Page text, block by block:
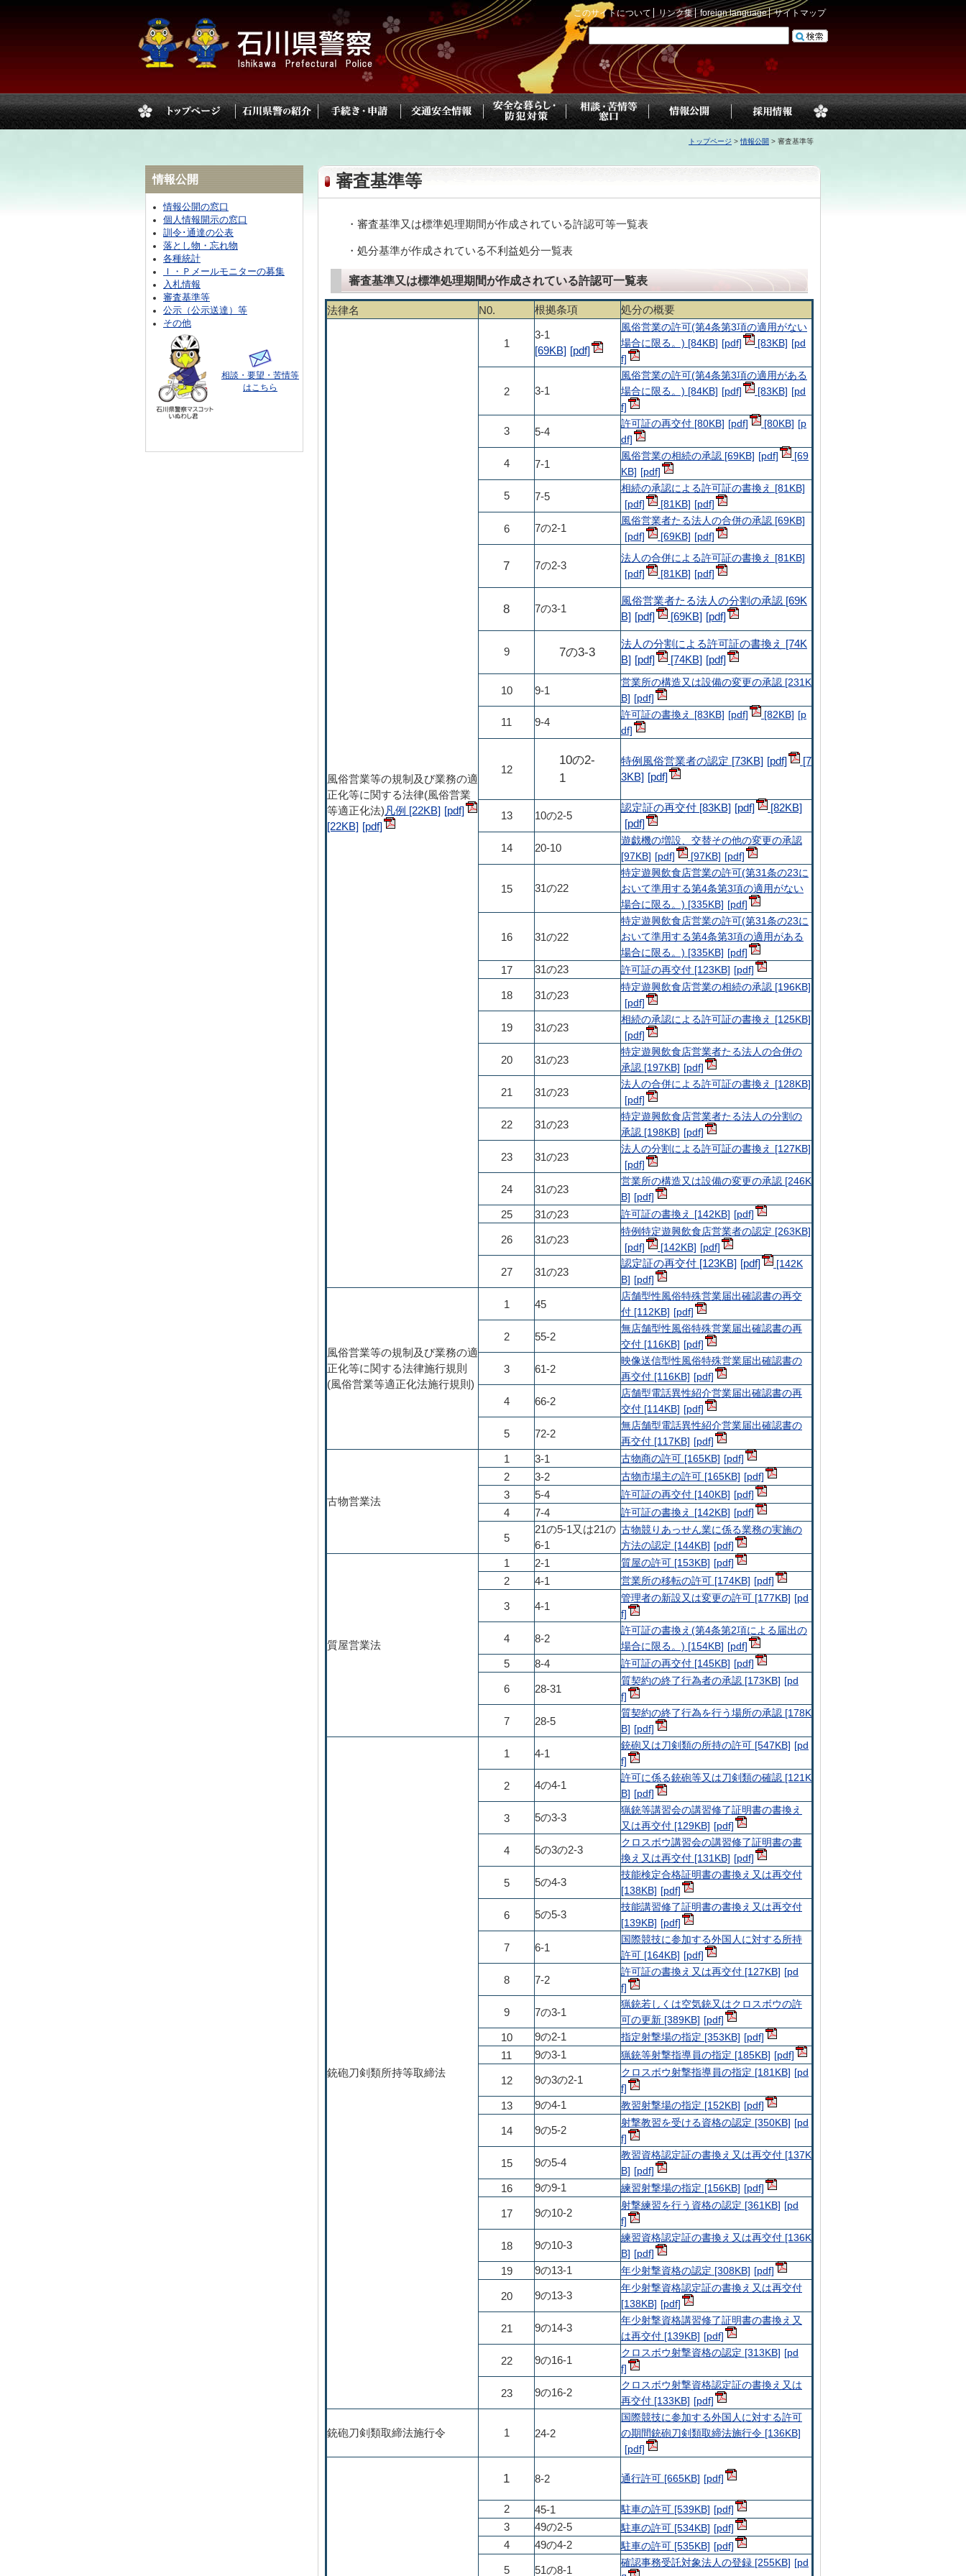
このサイトについて リンク集 foreign language サイトマップ
トップページ > 情報公開 > 審査基準等
審査基準等
・審査基準又は標準処理期間が作成されている許認可等一覧表
・処分基準が作成されている不利益処分一覧表
審査基準又は標準処理期間が作成されている許認可一覧表
法律名 N0. 根拠条項 処分の概要
風俗営業等の規制及び業務の適
正化等に関する法律(風俗営業
等適正化法)凡例 [22KB]
[22KB]
1
3-1
[69KB]
風俗営業の許可(第4条第3項の適用がない
場合に限る。) [84KB]
[83KB]
2 3-1
風俗営業の許可(第4条第3項の適用がある
場合に限る。) [84KB]
[83KB]
3 5-4
許可証の再交付 [80KB] [80KB]
4 7-1
風俗営業の相続の承認 [69KB]
[69
KB]
5 7-5
相続の承認による許可証の書換え [81KB]
[81KB]
6 7の2-1
風俗営業者たる法人の合併の承認 [69KB]
[69KB]
7 7の2-3
法人の合併による許可証の書換え [81KB]
[81KB]
8 7の3-1
風俗営業者たる法人の分割の承認 [69K
B]
[69KB]
9 7の3-3
法人の分割による許可証の書換え [74K
B]
[74KB]
10 9-1
営業所の構造又は設備の変更の承認 [231K
B]
11 9-4
許可証の書換え [83KB] [82KB]
12
10の2-
1
特例風俗営業者の認定 [73KB]
[7
3KB]
13 10の2-5
認定証の再交付 [83KB] [82KB]
14 20-10
遊戯機の増設、交替その他の変更の承認
[97KB]
[97KB]
15 31の22
特定遊興飲食店営業の許可(第31条の23に
おいて準用する第4条第3項の適用がない
場合に限る。) [335KB]
16 31の22
特定遊興飲食店営業の許可(第31条の23に
おいて準用する第4条第3項の適用がある
場合に限る。) [335KB]
17
31の23 許可証の再交付 [123KB]
18 31の23
特定遊興飲食店営業の相続の承認 [196KB]
19 31の23
相続の承認による許可証の書換え [125KB]
20 31の23
特定遊興飲食店営業者たる法人の合併の
承認 [197KB]
21 31の23
法人の合併による許可証の書換え [128KB]
22 31の23
特定遊興飲食店営業者たる法人の分割の
承認 [198KB]
23 31の23
法人の分割による許可証の書換え [127KB]
24 31の23
営業所の構造又は設備の変更の承認 [246K
B]
25
31の23 許可証の書換え [142KB]
26 31の23
特例特定遊興飲食店営業者の認定 [263KB]
[142KB]
27 31の23
認定証の再交付 [123KB]
[142K
B]
風俗営業等の規制及び業務の適
正化等に関する法律施行規則
(風俗営業等適正化法施行規則)
1 45
店舗型性風俗特殊営業届出確認書の再交
付 [112KB]
2 55-2
無店舗型性風俗特殊営業届出確認書の再
交付 [116KB]
3 61-2
映像送信型性風俗特殊営業届出確認書の
再交付 [116KB]
4 66-2
店舗型電話異性紹介営業届出確認書の再
交付 [114KB]
5 72-2
無店舗型電話異性紹介営業届出確認書の
再交付 [117KB]
古物営業法
1 3-1
古物商の許可 [165KB]
2
3-2
古物市場主の許可 [165KB]
3
5-4
許可証の再交付 [140KB]
4
7-4 許可証の書換え [142KB]
5
21の5-1又は21の
6-1
古物競りあっせん業に係る業務の実施の
方法の認定 [144KB]
質屋営業法
1 2-1
質屋の許可 [153KB]
2
4-1 営業所の移転の許可 [174KB]
3 4-1
管理者の新設又は変更の許可 [177KB]
4 8-2
許可証の書換え(第4条第2項による届出の
場合に限る。) [154KB]
5
8-4 許可証の再交付 [145KB]
6 28-31
質契約の終了行為者の承認 [173KB]
7 28-5
質契約の終了行為を行う場所の承認 [178K
B]
銃砲刀剣類所持等取締法
1 4-1
銃砲又は刀剣類の所持の許可 [547KB]
2 4の4-1
許可に係る銃砲等又は刀剣類の確認 [121K
B]
3 5の3-3
猟銃等講習会の講習修了証明書の書換え
又は再交付 [129KB]
4 5の3の2-3
クロスボウ講習会の講習修了証明書の書
換え又は再交付 [131KB]
5 5の4-3
技能検定合格証明書の書換え又は再交付
[138KB]
6 5の5-3
技能講習修了証明書の書換え又は再交付
[139KB]
7 6-1
国際競技に参加する外国人に対する所持
許可 [164KB]
8 7-2
許可証の書換え又は再交付 [127KB]
9 7の3-1
猟銃若しくは空気銃又はクロスボウの許
可の更新 [389KB]
10
9の2-1
指定射撃場の指定 [353KB]
11
9の3-1 猟銃等射撃指導員の指定 [185KB]
12 9の3の2-1
クロスボウ射撃指導員の指定 [181KB]
13 9の4-1 教習射撃場の指定 [152KB]
14 9の5-2
射撃教習を受ける資格の認定 [350KB]
15 9の5-4
教習資格認定証の書換え又は再交付 [137K
B]
16
9の9-1 練習射撃場の指定 [156KB]
17 9の10-2
射撃練習を行う資格の認定 [361KB]
18 9の10-3
練習資格認定証の書換え又は再交付 [136K
B]
19
9の13-1 年少射撃資格の認定 [308KB]
20 9の13-3
年少射撃資格認定証の書換え又は再交付
[138KB]
21 9の14-3
年少射撃資格講習修了証明書の書換え又
は再交付 [139KB]
22 9の16-1
クロスボウ射撃資格の認定 [313KB]
23 9の16-2
クロスボウ射撃資格認定証の書換え又は
再交付 [133KB]
銃砲刀剣類取締法施行令 1 24-2
国際競技に参加する外国人に対する許可
の期間銃砲刀剣類取締法施行令 [136KB]
1 8-2 通行許可 [665KB]
2 45-1
駐車の許可 [539KB]
3
49の2-5
駐車の許可 [534KB]
4
49の4-2 駐車の許可 [535KB]
5 51の8-1
確認事務受託対象法人の登録 [255KB]
情報公開
情報公開の窓口
個人情報開示の窓口
訓令･通達の公表
落とし物・忘れ物
各種統計
Ｉ・Ｐメールモニターの募集
入札情報
審査基準等
公示（公示送達）等
その他
相談・要望・苦情等
はこちら